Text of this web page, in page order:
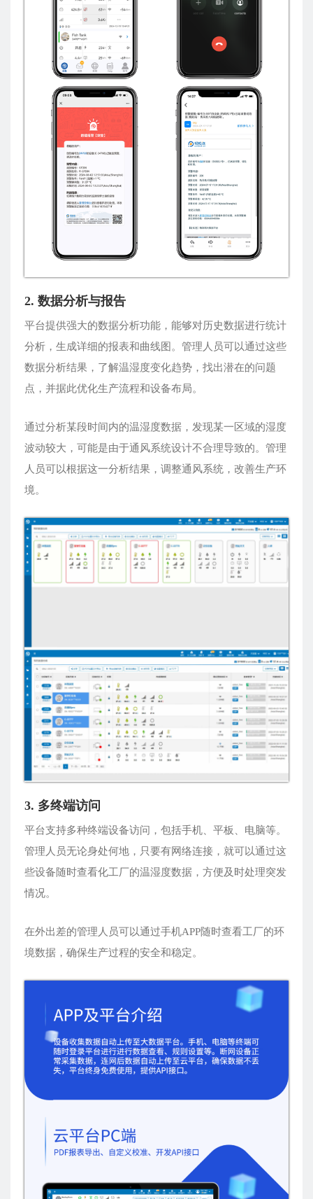
2. 数据分析与报告
平台提供强大的数据分析功能，能够对历史数据进行统计
分析，生成详细的报表和曲线图。管理人员可以通过这些
数据分析结果，了解温湿度变化趋势，找出潜在的问题
点，并据此优化生产流程和设备布局。
通过分析某段时间内的温湿度数据，发现某一区域的湿度
波动较大，可能是由于通风系统设计不合理导致的。管理
人员可以根据这一分析结果，调整通风系统，改善生产环
境。
3. 多终端访问
平台支持多种终端设备访问，包括手机、平板、电脑等。
管理人员无论身处何地，只要有网络连接，就可以通过这
些设备随时查看化工厂的温湿度数据，方便及时处理突发
情况。
在外出差的管理人员可以通过手机APP随时查看工厂的环
境数据，确保生产过程的安全和稳定。